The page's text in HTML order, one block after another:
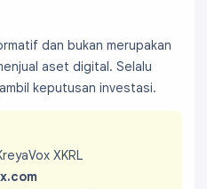
dan bukan merupakan
aset digital. Selalu
keputusan investasi.
XKRL